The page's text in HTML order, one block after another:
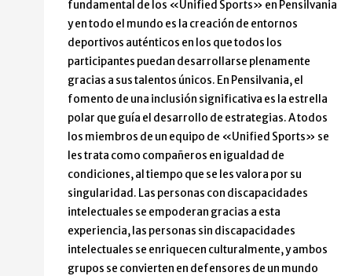
fundamental de los «Unified Sports» en Pensilvania
y en todo el mundo es la creación de entornos
deportivos auténticos en los que todos los
participantes puedan desarrollarse plenamente
gracias a sus talentos únicos. En Pensilvania, el
fomento de una inclusión significativa es la estrella
polar que guía el desarrollo de estrategias. A todos
los miembros de un equipo de «Unified Sports» se
les trata como compañeros en igualdad de
condiciones, al tiempo que se les valora por su
singularidad. Las personas con discapacidades
intelectuales se empoderan gracias a esta
experiencia, las personas sin discapacidades
intelectuales se enriquecen culturalmente, y ambos
grupos se convierten en defensores de un mundo